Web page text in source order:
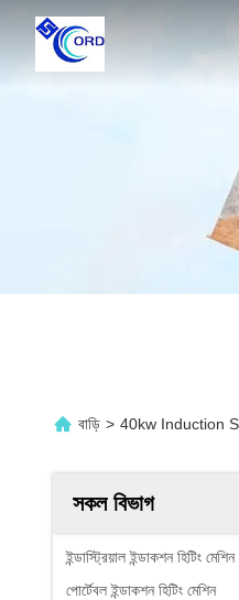
বাড়ি > 40kw Induction
সকল বিভাগ
ইন্ডাস্ট্রিয়াল ইন্ডাকশন হিটিং মেশিন
পোর্টেবল ইন্ডাকশন হিটিং মেশিন